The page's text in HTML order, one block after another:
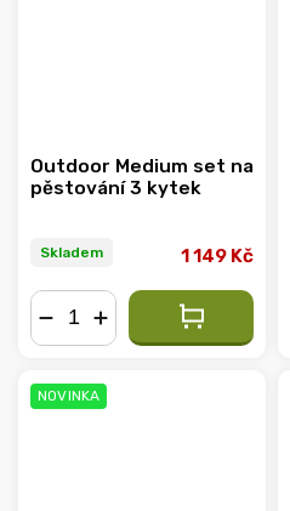
Outdoor Medium set na
pěstování 3 kytek
Skladem 1 149 Kč
NOVINKA